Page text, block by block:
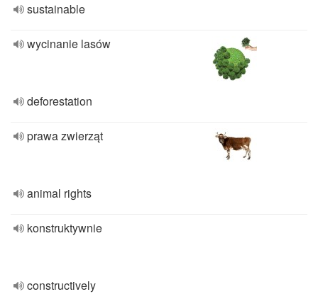
sustainable
wycinanie lasów
deforestation
prawa zwierząt
animal rights
konstruktywnie
constructively